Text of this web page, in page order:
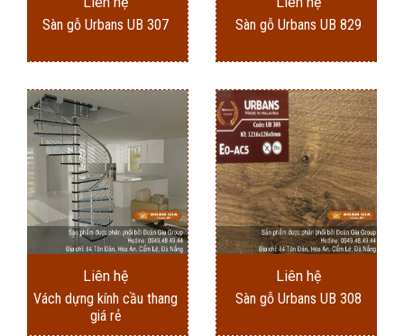
Sàn gỗ Urbans UB 307
Sàn gỗ Urbans UB 829
Liên hệ
Vách dựng kính cầu thang
giá rẻ
Liên hệ
Sàn gỗ Urbans UB 308